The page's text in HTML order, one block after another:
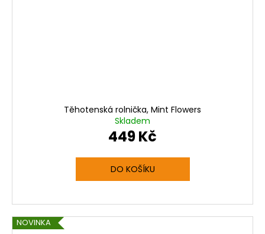
Těhotenská rolnička, Mint Flowers
Skladem
449 Kč
DO KOŠÍKU
NOVINKA